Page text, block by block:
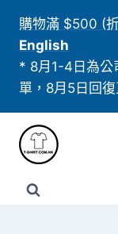
content
購物滿 $500 (
English
* 8月1-4日為公
單，8月5日回